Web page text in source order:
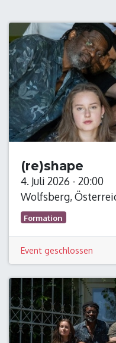
(re)shape
4. Juli 2026 - 20:00
Wolfsberg,
Formation
Event geschlossen